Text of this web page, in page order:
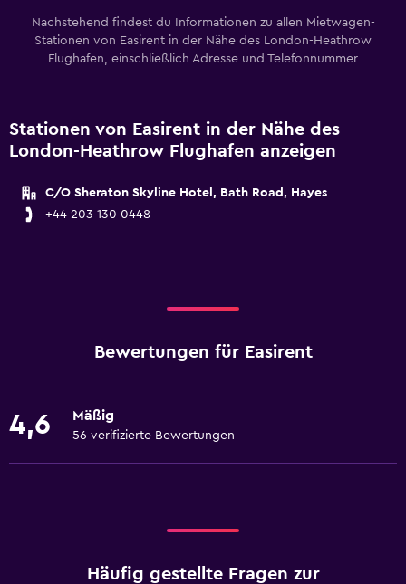
Nachstehend findest du Informationen zu allen Mietwagen-
Stationen von Easirent in der Nähe des London-Heathrow
Flughafen, einschließlich Adresse und Telefonnummer
Stationen von Easirent in der Nähe des
London-Heathrow Flughafen anzeigen
C/O Sheraton Skyline Hotel, Bath Road, Hayes
+44 203 130 0448
Bewertungen für Easirent
4,6 Mäßig
56 verifizierte Bewertungen
Häufig gestellte Fragen zur